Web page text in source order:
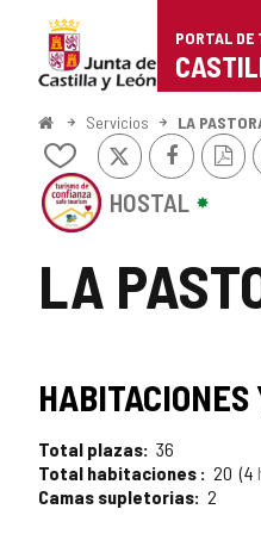
Portal
de
Turismo
Castilla
León
PORTAL DE
InicioServicios LA
LA
Añadir/quitar
de
mis
cuadernos
X Facebook
PDF
HOSTAL
SELLO
TURISMO
DE
CONFIANZA
Este
establecimiento
SELLO
DE
Y
LEÓN
Total plazas 36
Total habitaciones
20 4
Camas supletorias 2